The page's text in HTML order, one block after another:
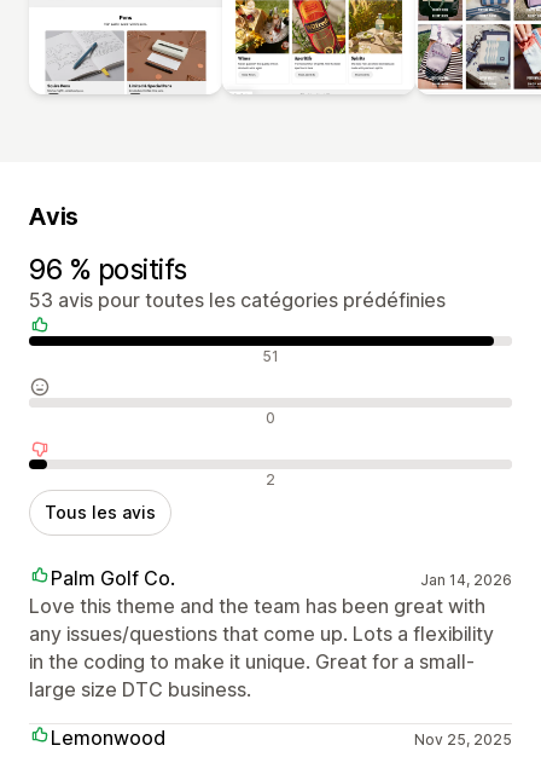
Avis
96 % positifs
53 avis pour toutes les catégories prédéfinies
Avis positifs 51
Avis neutres 0
Avis négatifs 2
Tous les avis
Palm Golf Co. Jan 14, 2026
Love this theme and the team has been great with
any issues/questions that come up. Lots a flexibility
in the coding to make it unique. Great for a small-
large size DTC business.
Lemonwood
Nov 25, 2025